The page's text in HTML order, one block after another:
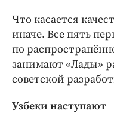
Что касается
иначе. Все пять
по
занимают «Лады»
советской
Узбеки наступают